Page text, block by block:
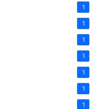
1
1
1
1
1
1
1